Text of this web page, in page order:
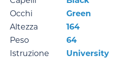
Occhi
Green
Altezza
164
Peso
64
Istruzione
University